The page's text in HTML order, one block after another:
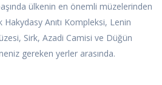
ülkenin en önemli müzelerinden
Anıtı Kompleksi, Lenin
Sirk, Azadi Camisi ve Düğün
gereken yerler arasında.